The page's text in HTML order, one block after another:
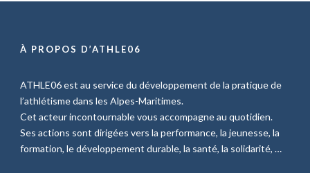
À PROPOS D’ATHLE06
ATHLE06 est au service du développement de la pratique de
l’athlétisme dans les Alpes-Maritimes.
Cet acteur incontournable vous accompagne au quotidien.
Ses actions sont dirigées vers la performance, la jeunesse, la
formation, le développement durable, la santé, la solidarité, …